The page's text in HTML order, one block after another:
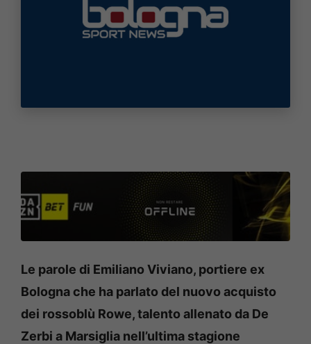
Le parole di Emiliano Viviano, portiere ex
Bologna che ha parlato del nuovo acquisto
dei rossoblù Rowe, talento allenato da De
Zerbi a Marsiglia nell’ultima stagione